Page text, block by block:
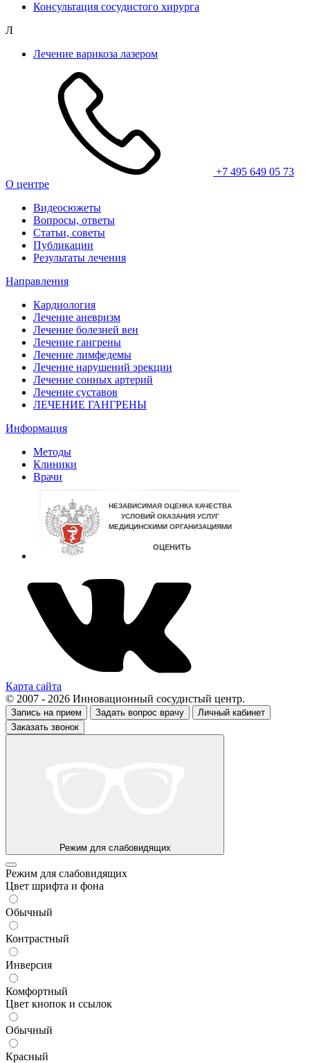
Консультация сосудистого хирурга
Л
Лечение варикоза лазером
+7 495 649 05 73
О центре
Видеосюжеты
Вопросы, ответы
Статьи, советы
Публикации
Результаты лечения
Направления
Кардиология
Лечение аневризм
Лечение болезней вен
Лечение гангрены
Лечение лимфедемы
Лечение нарушений эрекции
Лечение сонных артерий
Лечение суставов
ЛЕЧЕНИЕ ГАНГРЕНЫ
Информация
Методы
Клиники
Врачи
Карта сайта
© 2007 - 2026 Инновационный сосудистый центр.
Запись на прием Задать вопрос врачу
Личный кабинет
Заказать звонок
Режим для слабовидящих
Режим для слабовидящих
Цвет шрифта и фона
Обычный
Контрастный
Инверсия
Комфортный
Цвет кнопок и ссылок
Обычный
Красный